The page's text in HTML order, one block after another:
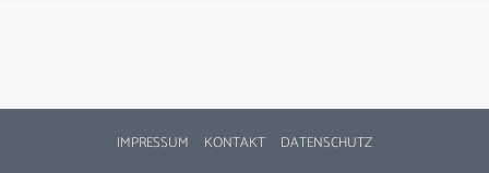
IMPRESSUM KONTAKT DATENSCHUTZ